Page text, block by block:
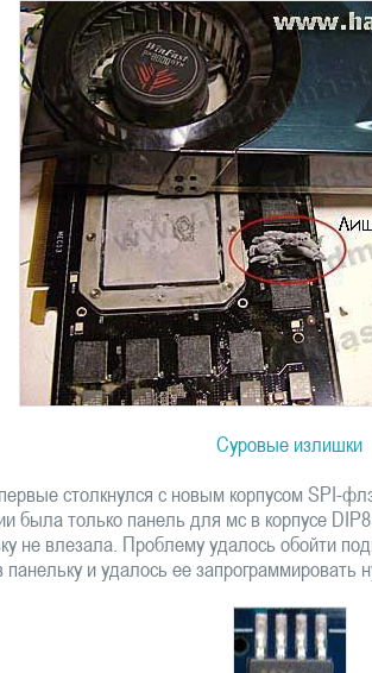
Суровые излишки
столкнулся с новым корпусом SPI-
была только панель для мс в корпусе
не влезала. Проблему удалось обойти
и удалось ее запрограммировать